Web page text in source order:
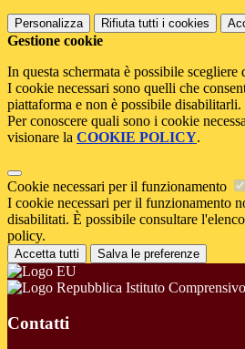
Personalizza Rifiuta tutti i cookies
Gestione cookie
In questa schermata è possibile
I cookie necessari sono quelli che
piattaforma e non è possibile disabilitarli.
Per conoscere quali sono i cookie
visionare la COOKIE POLICY.
Cookie necessari per il funzionamento
I cookie necessari per il funzionamento
disabilitati. È possibile consultare
policy.
Accetta tutti Salva le preferenze
Istituto
Contatti